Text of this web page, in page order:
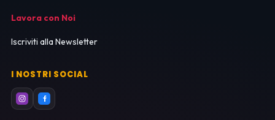
Lavora con Noi
Iscriviti alla Newsletter
I NOSTRI SOCIAL